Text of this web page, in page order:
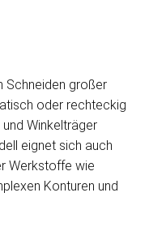
Schneiden großer
oder rechteckig
Winkelträger
eignet sich auch
Werkstoffe wie
Konturen und